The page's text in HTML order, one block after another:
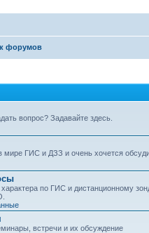
форумов
вопрос? Задавайте здесь.
мире ГИС и ДЗЗ и очень хочется
по ГИС и дистанционному
встречи и их обсуждение